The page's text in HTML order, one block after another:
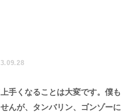
手くなることは大変です。僕も
んが、タンバリン、ゴンゾーに